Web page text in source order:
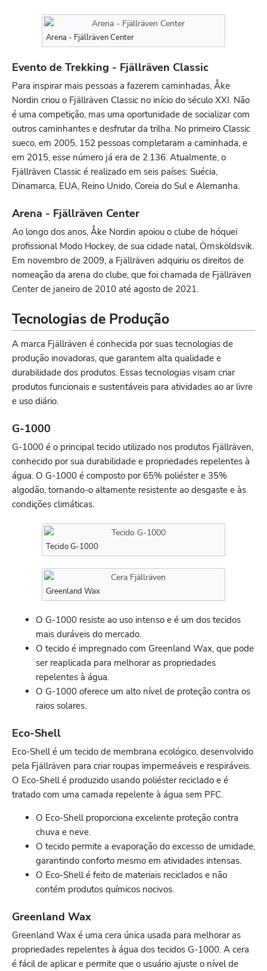
Arena - Fjällräven Center
Evento de Trekking - Fjällräven Classic
Para inspirar mais pessoas a fazerem caminhadas, Åke
Nordin criou o Fjällräven Classic no início do século XXI. Não
é uma competição, mas uma oportunidade de socializar com
outros caminhantes e desfrutar da trilha. No primeiro Classic
sueco, em 2005, 152 pessoas completaram a caminhada, e
em 2015, esse número já era de 2.136. Atualmente, o
Fjällräven Classic é realizado em seis países: Suécia,
Dinamarca, EUA, Reino Unido, Coreia do Sul e Alemanha.
Arena - Fjällräven Center
Ao longo dos anos, Åke Nordin apoiou o clube de hóquei
profissional Modo Hockey, de sua cidade natal, Örnsköldsvik.
Em novembro de 2009, a Fjällräven adquiriu os direitos de
nomeação da arena do clube, que foi chamada de Fjällräven
Center de janeiro de 2010 até agosto de 2021.
Tecnologias de Produção
A marca Fjällräven é conhecida por suas tecnologias de
produção inovadoras, que garantem alta qualidade e
durabilidade dos produtos. Essas tecnologias visam criar
produtos funcionais e sustentáveis para atividades ao ar livre
e uso diário.
G-1000
G-1000 é o principal tecido utilizado nos produtos Fjällräven,
conhecido por sua durabilidade e propriedades repelentes à
água. O G-1000 é composto por 65% poliéster e 35%
algodão, tornando-o altamente resistente ao desgaste e às
condições climáticas.
Tecido G-1000
Greenland Wax
O G-1000 resiste ao uso intenso e é um dos tecidos
mais duráveis do mercado.
O tecido é impregnado com Greenland Wax, que pode
ser reaplicada para melhorar as propriedades
repelentes à água.
O G-1000 oferece um alto nível de proteção contra os
raios solares.
Eco-Shell
Eco-Shell é um tecido de membrana ecológico, desenvolvido
pela Fjällräven para criar roupas impermeáveis e respiráveis.
O Eco-Shell é produzido usando poliéster reciclado e é
tratado com uma camada repelente à água sem PFC.
O Eco-Shell proporciona excelente proteção contra
chuva e neve.
O tecido permite a evaporação do excesso de umidade,
garantindo conforto mesmo em atividades intensas.
O Eco-Shell é feito de materiais reciclados e não
contém produtos químicos nocivos.
Greenland Wax
Greenland Wax é uma cera única usada para melhorar as
propriedades repelentes à água dos tecidos G-1000. A cera
é fácil de aplicar e permite que o usuário ajuste o nível de